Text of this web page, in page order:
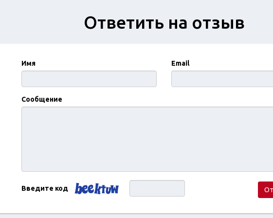
Ответить на отзыв
Имя Email
Сообщение
Введите код